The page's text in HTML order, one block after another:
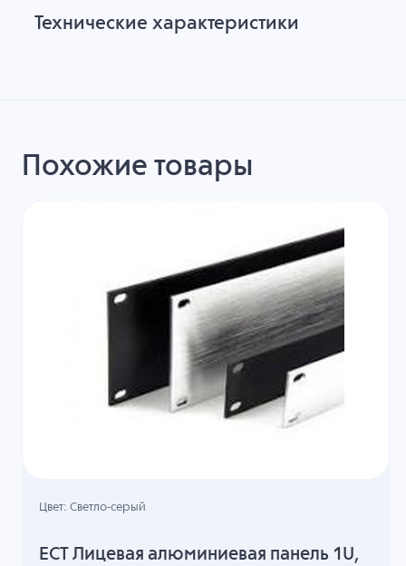
Технические характеристики
Похожие товары
ECT Лицевая алюминиевая панель 1U,
Цвет: Светло-серый